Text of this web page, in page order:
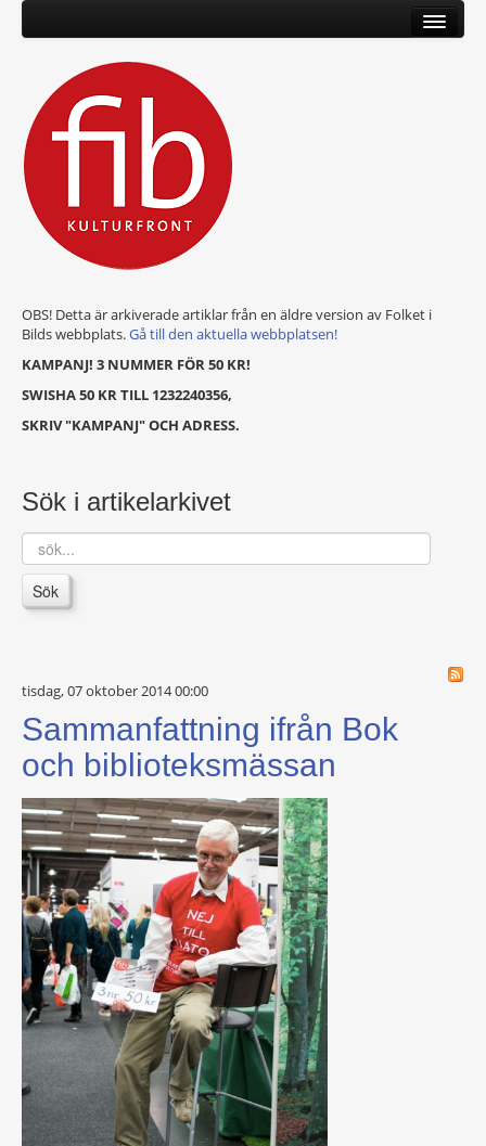
OBS! Detta är arkiverade artiklar från en äldre version av Folket i
Bilds webbplats.Gå till den aktuella webbplatsen!
KAMPANJ! 3 NUMMER FÖR 50 KR!
SWISHA 50 KR TILL 1232240356,
SKRIV "KAMPANJ" OCH ADRESS.
Sök i artikelarkivet
sök...
Sök
tisdag, 07 oktober 2014 00:00
Sammanfattning ifrån Bok
och biblioteksmässan